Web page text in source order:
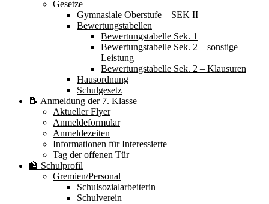
Gesetze
Gymnasiale Oberstufe – SEK II
Bewertungstabellen
Bewertungstabelle Sek. 1
Bewertungstabelle Sek. 2 – sonstige
Leistung
Bewertungstabelle Sek. 2 – Klausuren
Hausordnung
Schulgesetz
📝 Anmeldung der 7. Klasse
Aktueller Flyer
Anmeldeformular
Anmeldezeiten
Informationen für Interessierte
Tag der offenen Tür
🏫 Schulprofil
Gremien/Personal
Schulsozialarbeiterin
Schulverein